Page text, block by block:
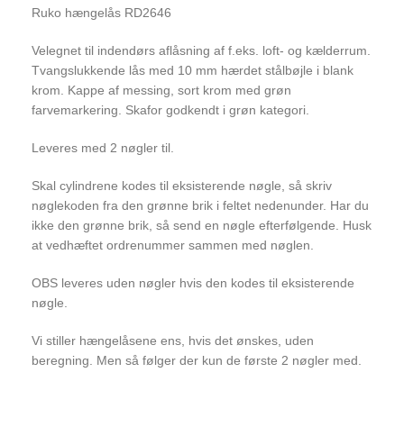
Ruko hængelås RD2646
Velegnet til indendørs aflåsning af f.eks. loft- og kælderrum.
Tvangslukkende lås med 10 mm hærdet stålbøjle i blank
krom. Kappe af messing, sort krom med grøn
farvemarkering. Skafor godkendt i grøn kategori.
Leveres med 2 nøgler til.
Skal cylindrene kodes til eksisterende nøgle, så skriv
nøglekoden fra den grønne brik i feltet nedenunder. Har du
ikke den grønne brik, så send en nøgle efterfølgende. Husk
at vedhæftet ordrenummer sammen med nøglen.
OBS leveres uden nøgler hvis den kodes til eksisterende
nøgle.
Vi stiller hængelåsene ens, hvis det ønskes, uden
beregning. Men så følger der kun de første 2 nøgler med.